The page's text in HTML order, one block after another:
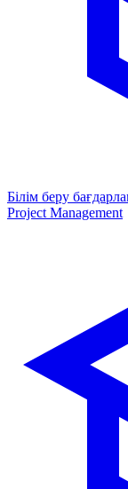
Білім беру
Project Management